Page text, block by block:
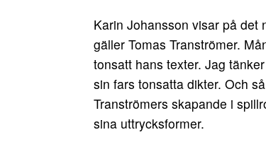
Karin Johansson visar på det
gäller Tomas Tranströmer.
tonsatt hans texter. Jag
sin fars tonsatta dikter. Och
Tranströmers skapande i
sina uttrycksformer.